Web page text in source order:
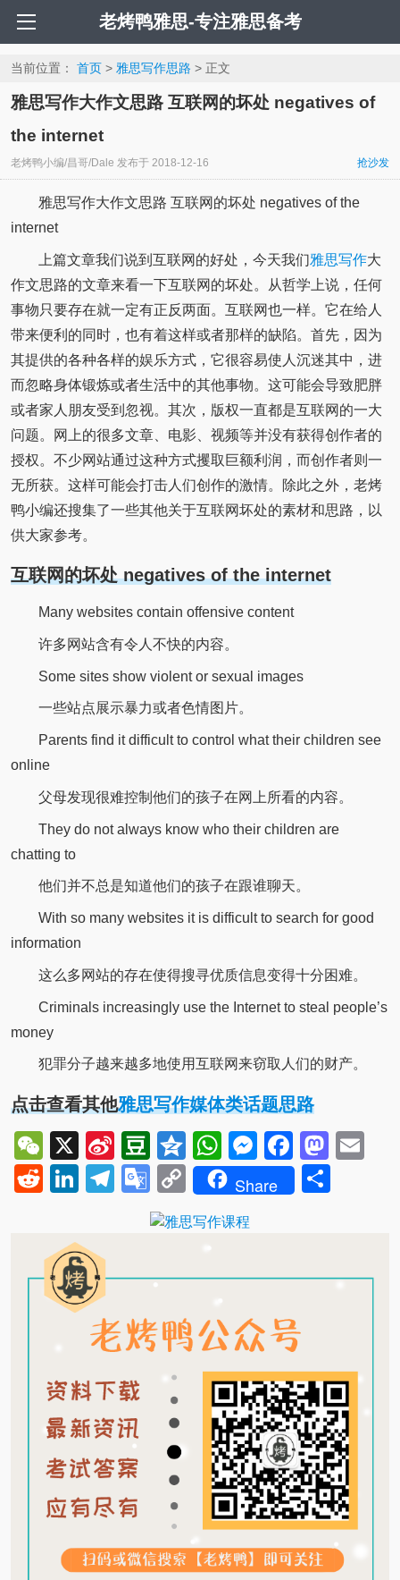
老烤鸭雅思-专注雅思备考
当前位置： 首页> 雅思写作思路 > 正文
雅思写作大作文思路 互联网的坏处 negatives of
the internet
老烤鸭小编/昌哥/Dale 发布于 2018-12-16 抢沙发
雅思写作大作文思路 互联网的坏处 negatives of the
internet
上篇文章我们说到互联网的好处，今天我们雅思写作大
作文思路的文章来看一下互联网的坏处。从哲学上说，任何
事物只要存在就一定有正反两面。互联网也一样。它在给人
带来便利的同时，也有着这样或者那样的缺陷。首先，因为
其提供的各种各样的娱乐方式，它很容易使人沉迷其中，进
而忽略身体锻炼或者生活中的其他事物。这可能会导致肥胖
或者家人朋友受到忽视。其次，版权一直都是互联网的一大
问题。网上的很多文章、电影、视频等并没有获得创作者的
授权。不少网站通过这种方式攫取巨额利润，而创作者则一
无所获。这样可能会打击人们创作的激情。除此之外，老烤
鸭小编还搜集了一些其他关于互联网坏处的素材和思路，以
供大家参考。
互联网的坏处 negatives of the internet
Many websites contain offensive content
许多网站含有令人不快的内容。
Some sites show violent or sexual images
一些站点展示暴力或者色情图片。
Parents find it difficult to control what their children see
online
父母发现很难控制他们的孩子在网上所看的内容。
They do not always know who their children are
chatting to
他们并不总是知道他们的孩子在跟谁聊天。
With so many websites it is difficult to search for good
information
这么多网站的存在使得搜寻优质信息变得十分困难。
Criminals increasingly use the Internet to steal people’s
money
犯罪分子越来越多地使用互联网来窃取人们的财产。
点击查看其他雅思写作媒体类话题思路
WeChat
X Sina
Weibo
Douban
Qzone
WhatsApp
Messenger
Reddit
LinkedIn
Telegram
Google
Translate
Copy
Link
Share